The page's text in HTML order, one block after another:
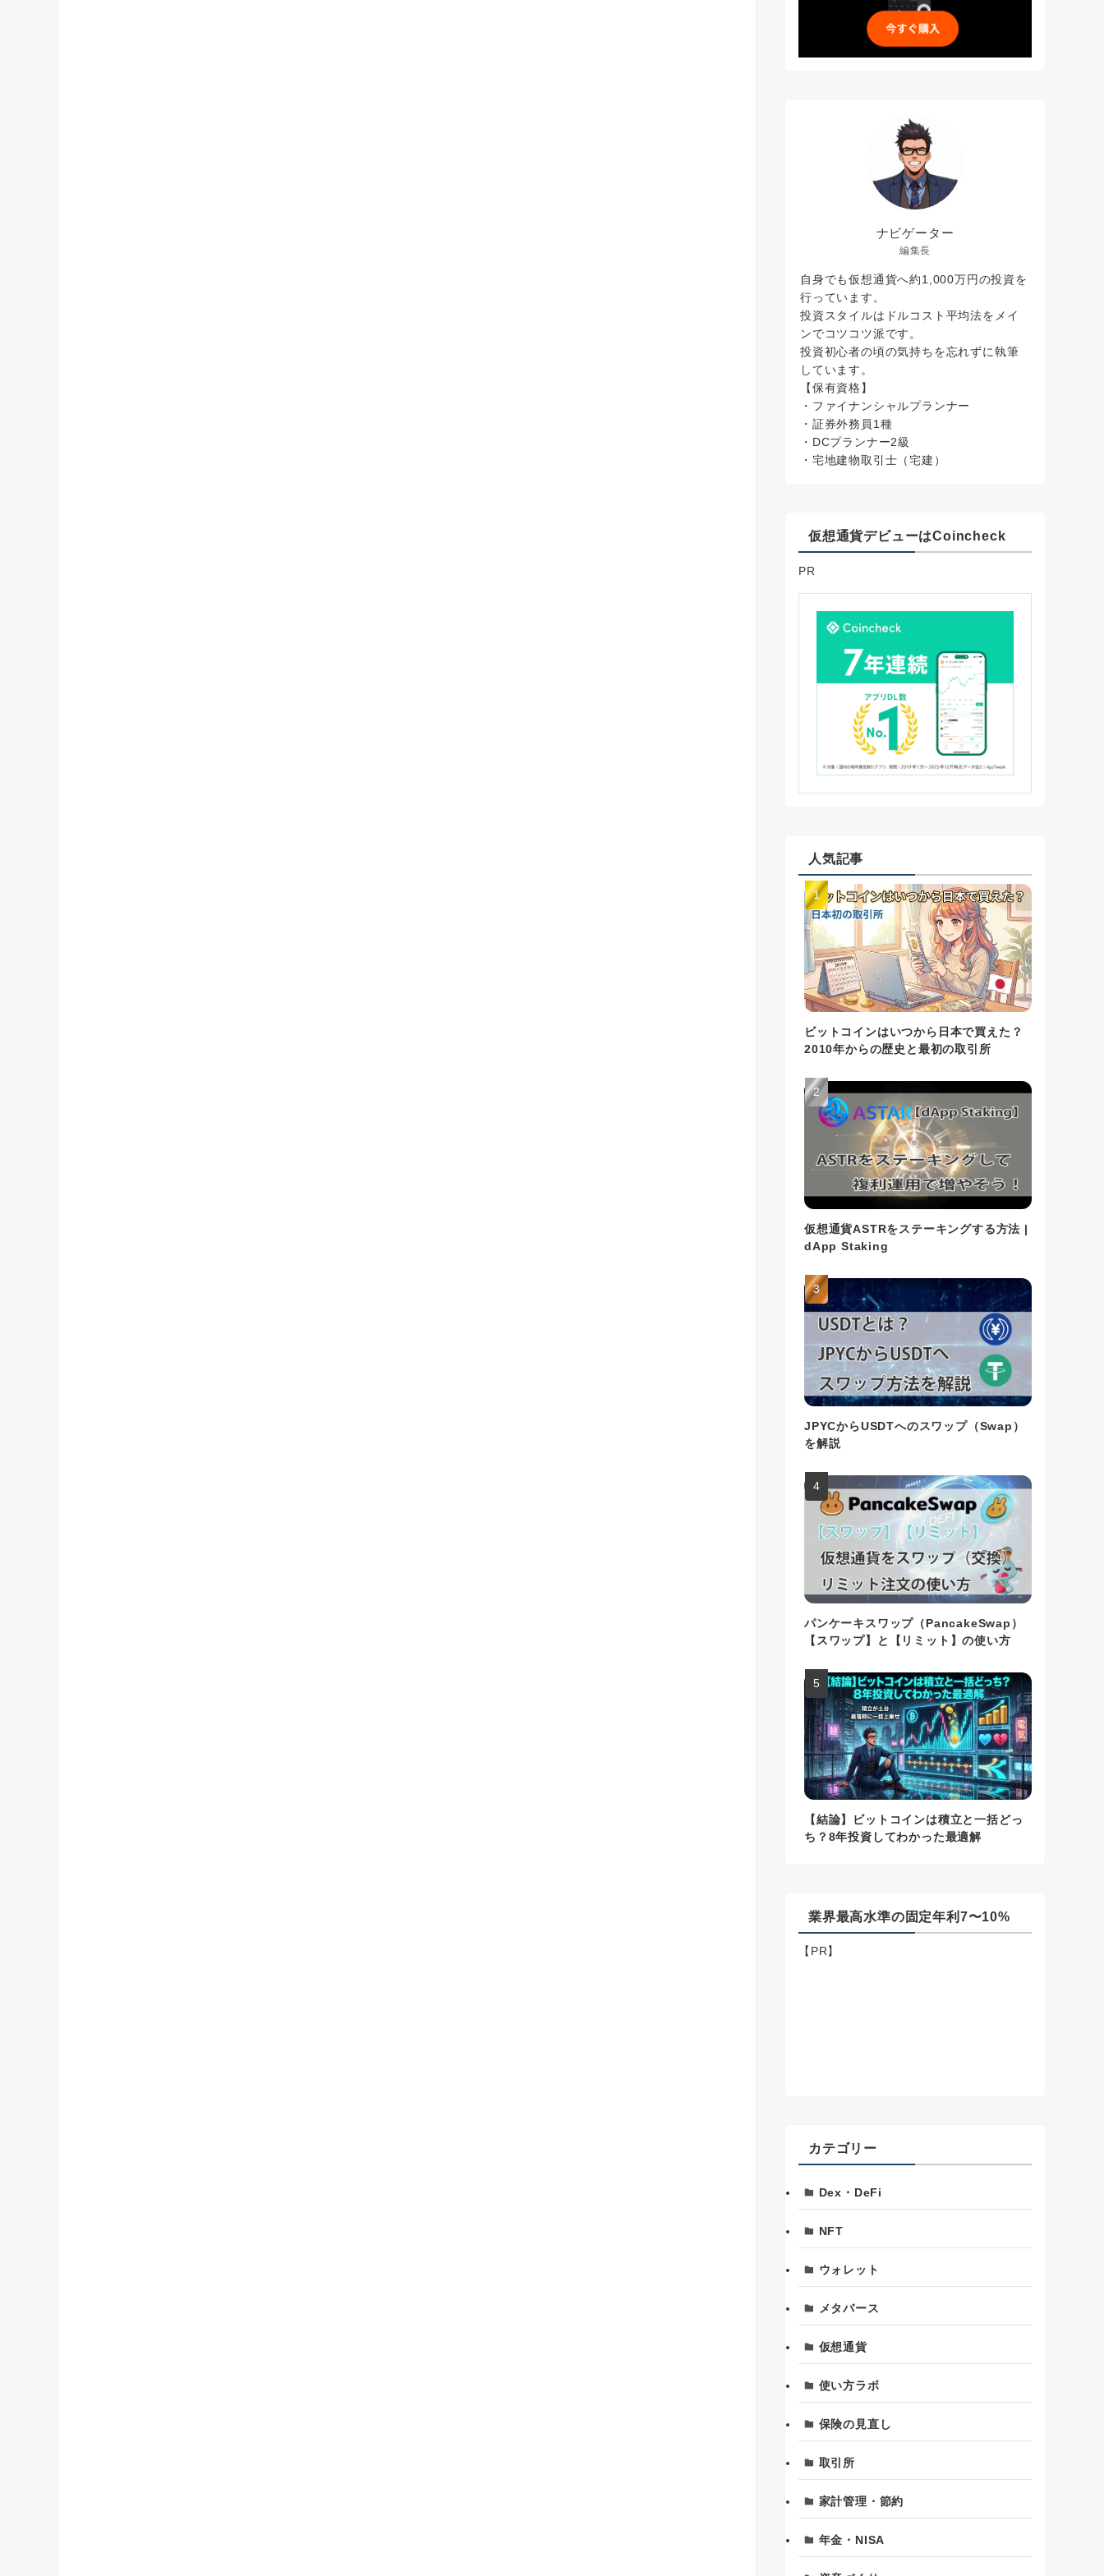
ナビゲーター
編集長
自身でも仮想通貨へ約1,000万円の投資を
行っています。
投資スタイルはドルコスト平均法をメイ
ンでコツコツ派です。
投資初心者の頃の気持ちを忘れずに執筆
しています。
【保有資格】
・ファイナンシャルプランナー
・証券外務員1種
・DCプランナー2級
・宅地建物取引士（宅建）
仮想通貨デビューはCoincheck
PR
人気記事
ビットコインはいつから日本で買えた？
2010年からの歴史と最初の取引所
仮想通貨ASTRをステーキングする方法 |
dApp Staking
JPYCからUSDTへのスワップ（Swap）
を解説
パンケーキスワップ（PancakeSwap）
【スワップ】と【リミット】の使い方
【結論】ビットコインは積立と一括どっ
ち？8年投資してわかった最適解
業界最高水準の固定年利7〜10%
【PR】
カテゴリー
Dex・DeFi
NFT
ウォレット
メタバース
仮想通貨
使い方ラボ
保険の見直し
取引所
家計管理・節約
年金・NISA